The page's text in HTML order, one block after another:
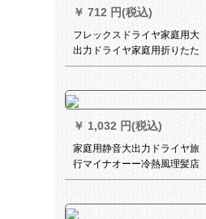
￥ 712 円(税込)
フレックスドライヤ家庭用大
出力ドライヤ家庭用折りたた
み式ドライヤー恒温3段冷熱風
￥ 1,032 円(税込)
家庭用静音大出力ドライヤ旅
行マイナオーー冷熱風理髪店
サロンは、FH 6618を折り返